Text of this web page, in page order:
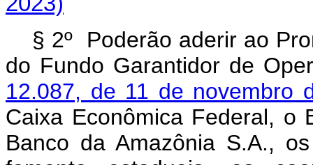
§ 2º Poderão aderir ao
do Fundo Garantidor de
12.087, de 11 de novembro
Caixa Econômica Federal, o
Banco da Amazônia S.A.,